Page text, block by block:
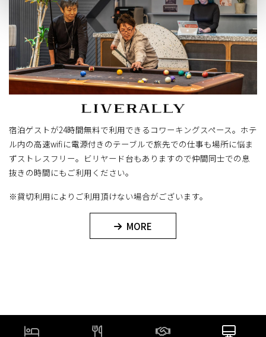
宿泊ゲストが24時間無料で利用できるコワーキングスペース。ホテ
ル内の高速wifiに電源付きのテーブルで旅先での仕事も場所に悩ま
ずストレスフリー。ビリヤード台もありますので仲間同士での息
抜きの時間にもご利用ください。
※貸切利用によりご利用頂けない場合がございます。
MORE